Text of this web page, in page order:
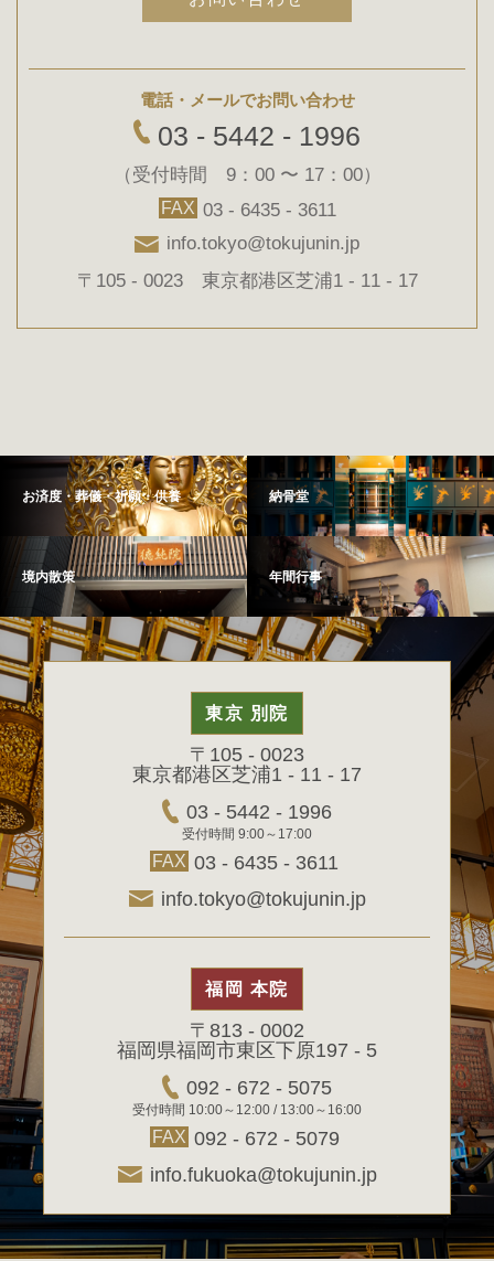
電話・メールでお問い合わせ
03 - 5442 - 1996
（受付時間 9：00 〜 17：00）
FAX 03 - 6435 - 3611
info.tokyo@tokujunin.jp
〒105 - 0023 東京都港区芝浦1 - 11 - 17
お済度・葬儀・祈願・供養 納骨堂
境内散策 年間行事
東京 別院
〒105 - 0023
東京都港区芝浦1 - 11 - 17
03 - 5442 - 1996
受付時間 9:00～17:00
FAX 03 - 6435 - 3611
info.tokyo@tokujunin.jp
福岡 本院
〒813 - 0002
福岡県福岡市東区下原197 - 5
092 - 672 - 5075
受付時間 10:00～12:00 / 13:00～16:00
FAX 092 - 672 - 5079
info.fukuoka@tokujunin.jp